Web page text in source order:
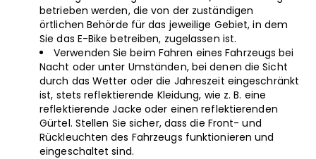
betrieben werden, die von der zuständigen
örtlichen Behörde für das jeweilige Gebiet, in dem
Sie das E-Bike betreiben, zugelassen ist.
Verwenden Sie beim Fahren eines Fahrzeugs bei
Nacht oder unter Umständen, bei denen die Sicht
durch das Wetter oder die Jahreszeit eingeschränkt
ist, stets reflektierende Kleidung, wie z. B. eine
reflektierende Jacke oder einen reflektierenden
Gürtel. Stellen Sie sicher, dass die Front- und
Rückleuchten des Fahrzeugs funktionieren und
eingeschaltet sind.